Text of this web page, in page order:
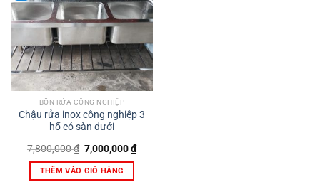
BỒN RỬA CÔNG NGHIỆP
Chậu rửa inox công nghiệp 3
hố có sàn dưới
7,800,000₫ Giá
gốc
là:
7,800,000 ₫.
7,000,000₫Giá
hiện
THÊM VÀO GIỎ HÀNG